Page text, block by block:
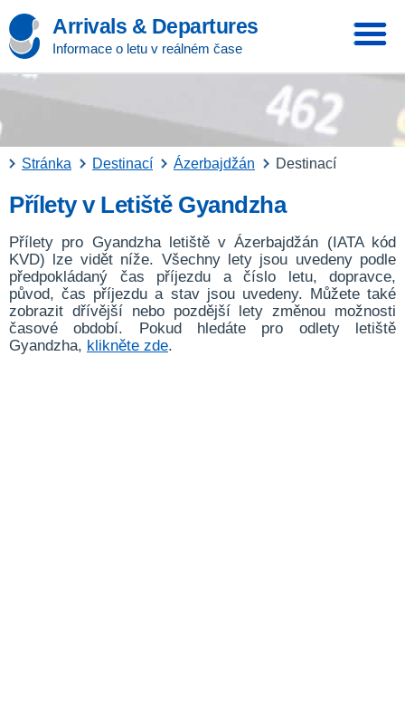
Arrivals & Departures
Informace o letu v reálném čase
Stránka Destinací Ázerbajdžán Destinací
Přílety v Letiště Gyandzha
Přílety pro Gyandzha letiště v Ázerbajdžán (IATA kód
KVD) lze vidět níže. Všechny lety jsou uvedeny podle
předpokládaný čas příjezdu a číslo letu, dopravce,
původ, čas příjezdu a stav jsou uvedeny. Můžete také
zobrazit dřívější nebo pozdější lety změnou možnosti
časové období. Pokud hledáte pro odlety letiště
Gyandzha, klikněte zde.